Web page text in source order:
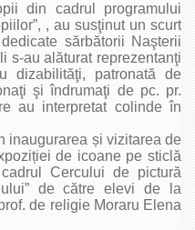
din cadrul programului
, au susţinut un scurt
sărbătorii Naşterii
s-au alăturat reprezentanţi
dizabilităţi, patronată de
şi îndrumaţi de pc. pr.
au interpretat colinde în
inaugurarea și vizitarea de
de icoane pe sticlă
Cercului de pictură
de către elevi de la
de religie Moraru Elena